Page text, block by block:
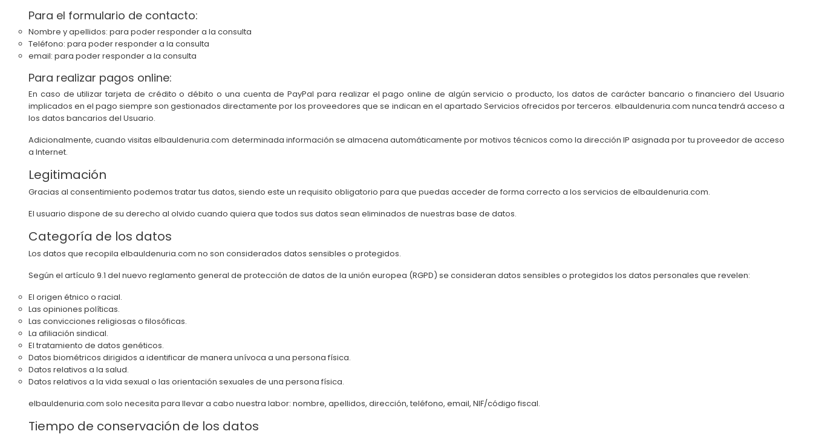
Para el formulario de contacto:
Nombre y apellidos: para poder responder a la consulta
Teléfono: para poder responder a la consulta
email: para poder responder a la consulta
Para realizar pagos online:
En caso de utilizar tarjeta de crédito o débito o una cuenta de PayPal para realizar el pago online de algún servicio o producto, los datos de carácter bancario o financiero del Usuario
implicados en el pago siempre son gestionados directamente por los proveedores que se indican en el apartado Servicios ofrecidos por terceros. elbauldenuria.com nunca tendrá acceso a
los datos bancarios del Usuario.
Adicionalmente, cuando visitas elbauldenuria.com determinada información se almacena automáticamente por motivos técnicos como la dirección IP asignada por tu proveedor de acceso
a Internet.
Legitimación
Gracias al consentimiento podemos tratar tus datos, siendo este un requisito obligatorio para que puedas acceder de forma correcto a los servicios de elbauldenuria.com.
El usuario dispone de su derecho al olvido cuando quiera que todos sus datos sean eliminados de nuestras base de datos.
Categoría de los datos
Los datos que recopila elbauldenuria.com no son considerados datos sensibles o protegidos.
Según el artículo 9.1 del nuevo reglamento general de protección de datos de la unión europea (RGPD) se consideran datos sensibles o protegidos los datos personales que revelen:
El origen étnico o racial.
Las opiniones políticas.
Las convicciones religiosas o filosóficas.
La afiliación sindical.
El tratamiento de datos genéticos.
Datos biométricos dirigidos a identificar de manera unívoca a una persona física.
Datos relativos a la salud.
Datos relativos a la vida sexual o las orientación sexuales de una persona física.
elbauldenuria.com solo necesita para llevar a cabo nuestra labor: nombre, apellidos, dirección, teléfono, email, NIF/código fiscal.
Tiempo de conservación de los datos